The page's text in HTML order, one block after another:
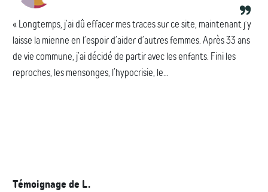
« Longtemps, j’ai dû effacer mes traces sur ce site, maintenant j’y
laisse la mienne en l’espoir d’aider d’autres femmes. Après 33 ans
de vie commune, j’ai décidé de partir avec les enfants. Fini les
reproches, les mensonges, l’hypocrisie, le...
Témoignage de L.